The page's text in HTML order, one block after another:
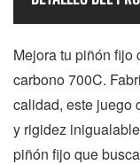
Mejora tu piñón fijo
carbono 700C.
calidad, este juego
y rigidez
piñón fijo que